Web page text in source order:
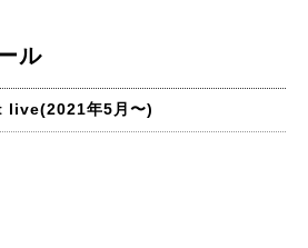
ル
live(2021年5月〜)